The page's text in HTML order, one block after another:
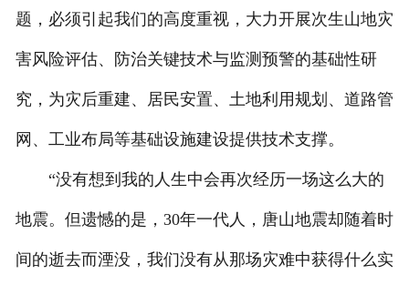
题，必须引起我们的高度重视，大力开展次生山地灾
害风险评估、防治关键技术与监测预警的基础性研
究，为灾后重建、居民安置、土地利用规划、道路管
网、工业布局等基础设施建设提供技术支撑。
“没有想到我的人生中会再次经历一场这么大的
地震。但遗憾的是，30年一代人，唐山地震却随着时
间的逝去而湮没，我们没有从那场灾难中获得什么实